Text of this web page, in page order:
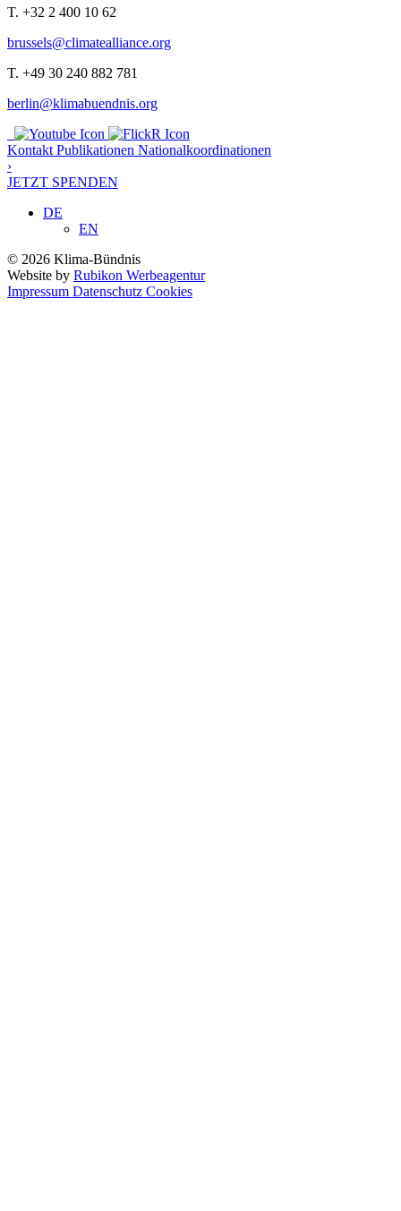
T. +32 2 400 10 62
brussels@climatealliance.org
T. +49 30 240 882 781
berlin@klimabuendnis.org
Kontakt Publikationen Nationalkoordinationen
›
JETZT SPENDEN
DE
EN
© 2026 Klima-Bündnis
Website by Rubikon Werbeagentur
Impressum Datenschutz Cookies